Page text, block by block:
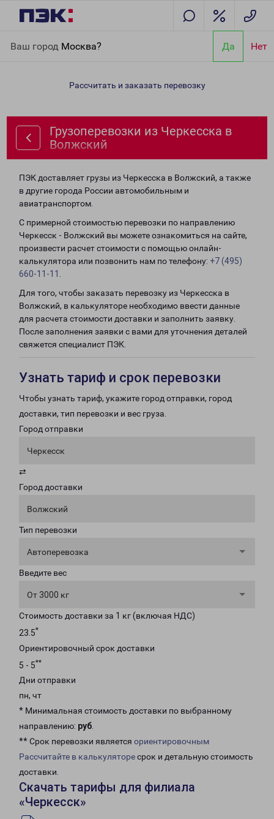
Ваш город Москва? Да Нет
Волжский
Рассчитать и заказать перевозку
Грузоперевозки из Черкесска в
Волжский
ПЭК доставляет грузы из Черкесска в Волжский, а также
в другие города России автомобильным и
авиатранспортом.
С примерной стоимостью перевозки по направлению
Черкесск - Волжский вы можете ознакомиться на сайте,
произвести расчет стоимости с помощью онлайн-
калькулятора или позвонить нам по телефону: +7 (495)
660-11-11
Для того, чтобы заказать перевозку из Черкесска в
Волжский, в калькуляторе необходимо ввести данные
для расчета стоимости доставки и заполнить заявку.
После заполнения заявки с вами для уточнения деталей
свяжется специалист ПЭК.
Узнать тариф и срок перевозки
Чтобы узнать тариф, укажите город отправки, город
доставки, тип перевозки и вес груза.
Город отправки
Черкесск
⇄
Город доставки
Волжский
Тип перевозки
Автоперевозка
Введите вес
От 3000 кг
Стоимость доставки за 1 кг (включая НДС)
23.5*
Ориентировочный срок доставки
5 - 5**
Дни отправки
пн, чт
* Минимальная стоимость доставки по выбранному
направлению: руб.
** Срок перевозки является ориентировочным
Рассчитайте в калькуляторесрок и детальную стоимость
доставки.
Скачать тарифы для филиала
«Черкесск»